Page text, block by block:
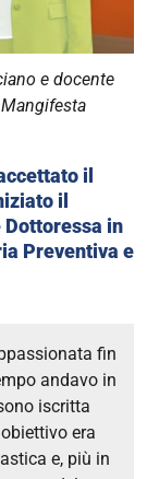
e docente
il
il
in
Preventiva e
fin
andavo in
iscritta
era
e, più in